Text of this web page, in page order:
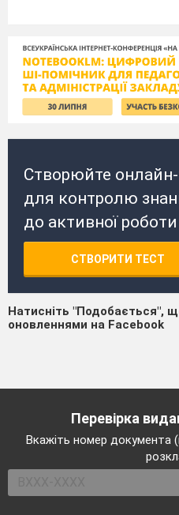
Створюйте онлайн-
для контролю
до активної
СТВОРИТИ ТЕСТ
Натисніть "Подобається",
оновленнями на Facebook
Перевірка
Вкажіть номер документа